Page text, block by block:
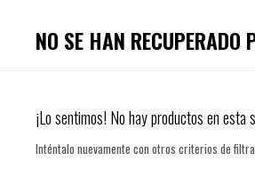
NO SE HAN RECUPERADO
¡Lo sentimos! No hay productos en esta
Inténtalo nuevamente con otros criterios de